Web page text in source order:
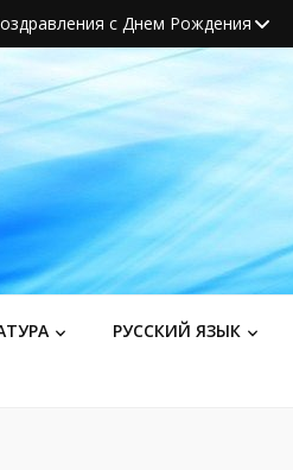
с Днем Рождения
РУССКИЙ ЯЗЫК